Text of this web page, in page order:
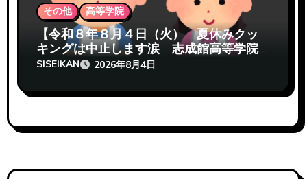
その他 高等学院
【令和８年８月４日（火） 夏休みクッ
キングは中止します涙 志成館高等学院
熊本校】
SISEIKAN 2026年8月4日